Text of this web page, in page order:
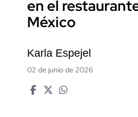
en el
México
Karla Espejel
02 de junio de 2026